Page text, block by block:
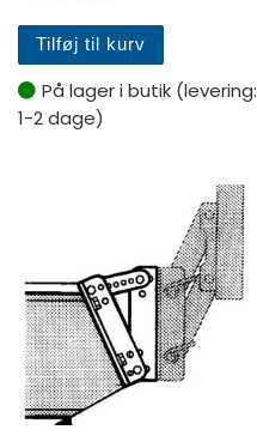
Tilføj til kurv
På lager i butik (levering:
1-2 dage)